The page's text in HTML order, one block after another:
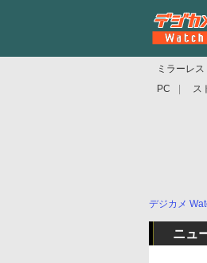
ミラーレス
PC
ス
デジカメ
ニュ